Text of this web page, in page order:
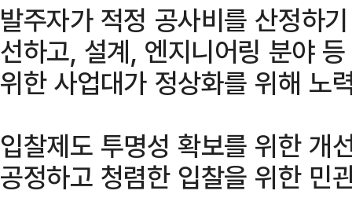
발주자가 적정 공사비를 산정하
선하고, 설계, 엔지니어링 분야
위한 사업대가 정상화를 위해 노
입찰제도 투명성 확보를 위한 개
공정하고 청렴한 입찰을 위한 민